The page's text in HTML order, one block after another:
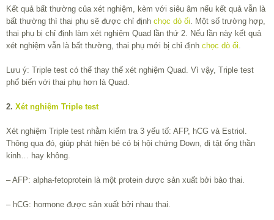
Kết quả bất thường của xét nghiệm, kèm với siêu âm nếu kết quả vẫn là
bất thường thì thai phụ sẽ được chỉ định chọc dò ối. Một số trường hợp,
thai phụ bị chỉ định làm xét nghiệm Quad lần thứ 2. Nếu lần này kết quả
xét nghiệm vẫn là bất thường, thai phụ mới bị chỉ định chọc dò ối.
Lưu ý: Triple test có thể thay thế xét nghiệm Quad. Vì vậy, Triple test
phổ biến với thai phụ hơn là Quad.
2. Xét nghiệm Triple test
Xét nghiệm Triple test nhằm kiểm tra 3 yếu tố: AFP, hCG và Estriol.
Thông qua đó, giúp phát hiện bé có bị hội chứng Down, dị tật ống thần
kinh… hay không.
– AFP: alpha-fetoprotein là một protein được sản xuất bởi bào thai.
– hCG: hormone được sản xuất bởi nhau thai.